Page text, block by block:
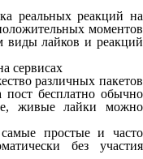
реальных реакций на
моментов
виды лайков и реакций
сервисах
различных пакетов
бесплатно обычно
живые лайки можно
простые и часто
без участия